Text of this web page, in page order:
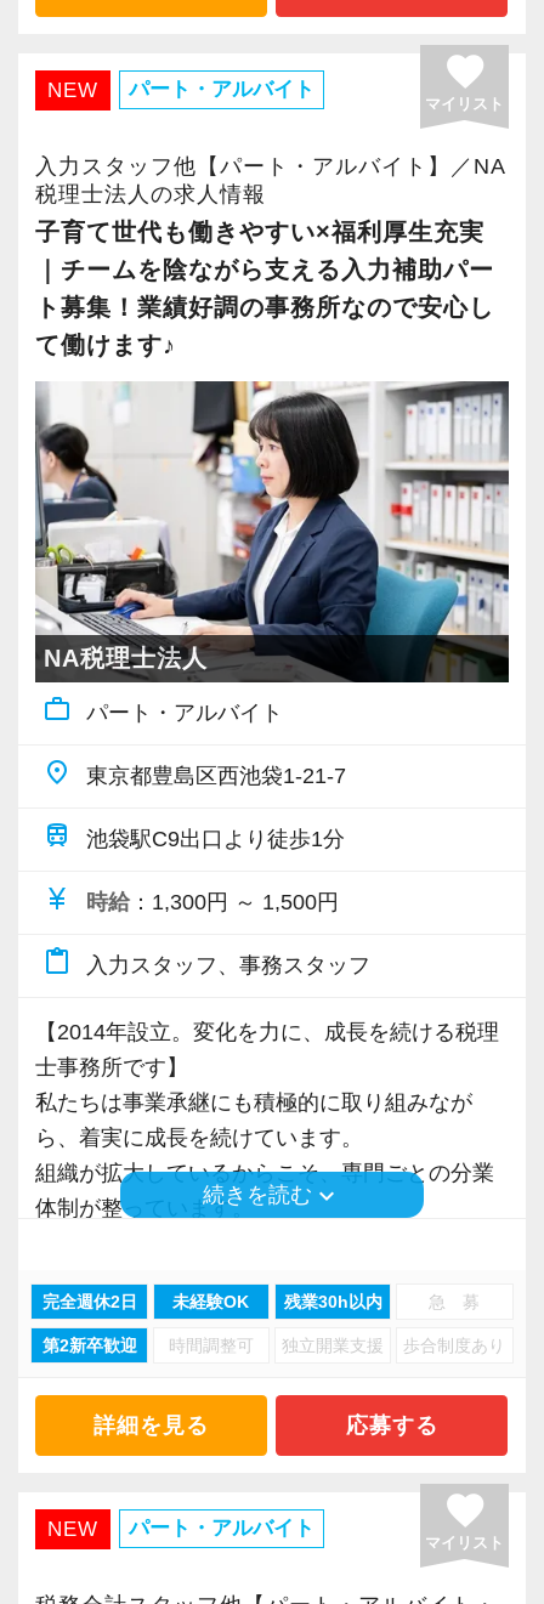
を積むことができ、成長機会が多い事務所で
当事務所はお客様の身近に立ち、常に事業の将
来を思い描きながら経営されてるお客様を支援
できるよう、どのようなことも分かりやすく説
明し丁寧なサービスを提供することで、お客様
から「支持される存在」を目指しています。
ただ業務をこなすのではなく、相手の立場に立
「人に誠実を尽くす」事ができる方なら、すぐ
に活躍できる環境です。
＜社員育成＞
多様化する顧客ニーズに応えるため、税理士業
界全体が日々アップデートする必要がありま
す。
クライアントの期待にしっかりと応えることの
できるプロフェッショナルへと育成するための
教育制度があります。
【具体的には】
大原の会計事務所講座や税務研究会Webセミナ
ーをご自宅でいつでも受講でき、各自のライフ
います。
参考資料や動画を使った研修を行っておりま
＜社内環境＞
会社に長く勤める中で常にライフスタイルが変
化します。
ご家庭、子供の成長に合わせ勤務時間、勤務日
数の変更をしたいときは、ライフスタイルに合
【安心して働ける環境】
パート・アルバイトも給与月額88,000円以上で
任意特定適用事業所のため、ライフスタイルに
合わせた働き方が叶います。
■リクルートサイトはこちら
https://clients.itszai.jp/4d544d324e44633d/job/17654
NEW パート・アルバイト favorite
マイリスト
入力スタッフ他【パート・アルバイト】／NA
税理士法人の求人情報
子育て世代も働きやすい×福利厚生充実
｜チームを陰ながら支える入力補助パー
ト募集！業績好調の事務所なので安心し
て働けます♪
NA税理士法人
work_outline パート・アルバイト
place 東京都豊島区西池袋1-21-7
train 池袋駅C9出口より徒歩1分
currency_yen 時給 ：1,300円 ～ 1,500円
content_paste 入力スタッフ、事務スタッフ
【2014年設立。変化を力に、成長を続ける税理
士事務所です】
私たちは事業承継にも積極的に取り組みなが
ら、着実に成長を続けています。
組織が拡大しているからこそ、専門ごとの分業
体制が整っています。
現在在籍しているパートスタッフの多くは子育
て世代です。
き方をしている方もいます。
お子さまの急な体調不良や学校行事などにも柔
軟に対応しています。
「無理なく、長く働けること」
続きを読む keyboard_arrow_down
完全週休2日 未経験OK 残業30h以内 急 募
第2新卒歓迎 時間調整可 独立開業支援 歩合制度あり
詳細を見る 応募する
NEW パート・アルバイト favorite
マイリスト